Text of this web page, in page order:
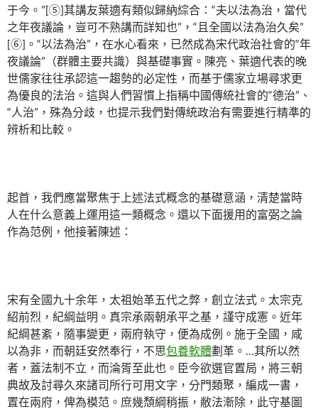
于今。”[⑤]其講友葉適有類似歸納綜合：“夫以法為治，當代
之年夜議論，豈可不熟講而詳知也”，“且全國以法為治久矣”
[⑥]。“以法為治”，在水心看來，已然成為宋代政治社會的“年
夜議論”（群體主要共識）與基礎事實。陳亮、葉適代表的晚
世儒家往往承認這一趨勢的必定性，而基于儒家立場尋求更
為優良的法治。這與人們習慣上指稱中國傳統社會的“德治”、
“人治”，殊為分歧，也提示我們對傳統政治有需要進行精準的
辨析和比較。
起首，我們應當聚焦于上述法式概念的基礎意涵，清楚當時
人在什么意義上運用這一類概念。還以下面援用的富弼之論
作為范例，他接著陳述：
宋有全國九十余年，太祖始革五代之弊，創立法式。太宗克
紹前烈，紀綱益明。真宗承兩朝承平之基，謹守成憲。近年
紀綱甚紊，隨事變更，兩府執守，便為成例。施于全國，咸
以為非，而朝廷安然奉行，不思包養軟體劃革。…其所以然
者，蓋法制不立，而淪胥至此也。臣今欲選官置局，將三朝
典故及討尋久來諸司所行可用文字，分門類聚，編成一書，
置在兩府，俾為模范。庶幾頹綱稍振，敝法漸除，此守基圖